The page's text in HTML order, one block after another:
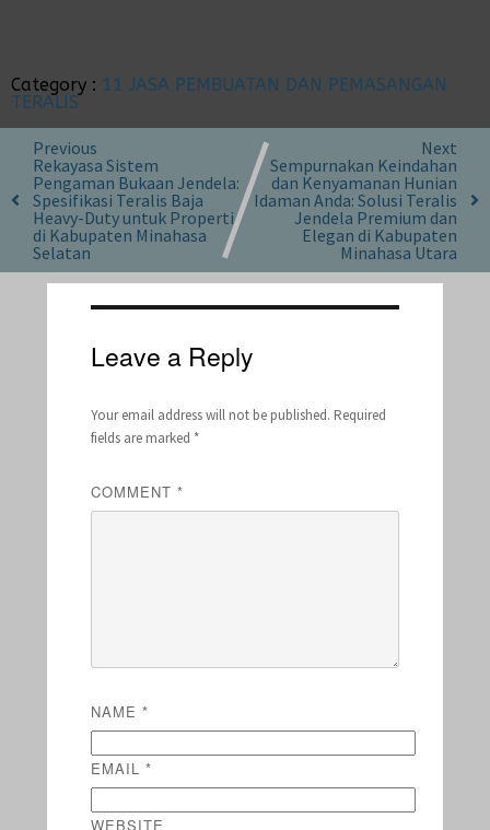
Category : 11 JASA PEMBUATAN DAN PEMASANGAN
TERALIS
Previous
Rekayasa Sistem
Pengaman Bukaan Jendela:
Spesifikasi Teralis Baja
Heavy-Duty untuk Properti
di Kabupaten Minahasa
Selatan
Next
Sempurnakan Keindahan
dan Kenyamanan Hunian
Idaman Anda: Solusi Teralis
Jendela Premium dan
Elegan di Kabupaten
Minahasa Utara
Leave a Reply
Your email address will not be published. Required
fields are marked *
COMMENT *
NAME *
EMAIL *
WEBSITE